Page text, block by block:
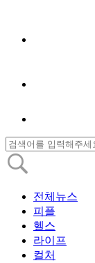
전체뉴스
피플
헬스
라이프
컬처